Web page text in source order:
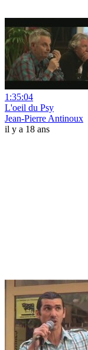
1:35:04
L'oeil du Psy
Jean-Pierre Antinoux
il y a 18 ans